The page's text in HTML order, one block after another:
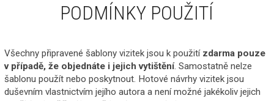
PODMÍNKY POUŽITÍ
Všechny připravené šablony vizitek jsou k použití zdarma pouze
v případě, že objednáte i jejich vytištění. Samostatně nelze
šablonu použít nebo poskytnout. Hotové návrhy vizitek jsou
duševním vlastnictvím jejího autora a není možné jakékoliv jejich